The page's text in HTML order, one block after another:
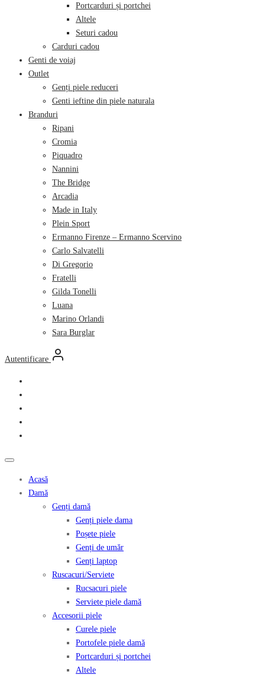
Portcarduri și portchei
Altele
Seturi cadou
Carduri cadou
Genti de voiaj
Outlet
Genți piele reduceri
Genti ieftine din piele naturala
Branduri
Ripani
Cromia
Piquadro
Nannini
The Bridge
Arcadia
Made in Italy
Plein Sport
Ermanno Firenze – Ermanno Scervino
Carlo Salvatelli
Di Gregorio
Fratelli
Gilda Tonelli
Luana
Marino Orlandi
Sara Burglar
Autentificare
Acasă
Damă
Genți damă
Genți piele dama
Poșete piele
Genți de umăr
Genți laptop
Ruscacuri/Serviete
Rucsacuri piele
Serviete piele damă
Accesorii piele
Curele piele
Portofele piele damă
Portcarduri și portchei
Altele